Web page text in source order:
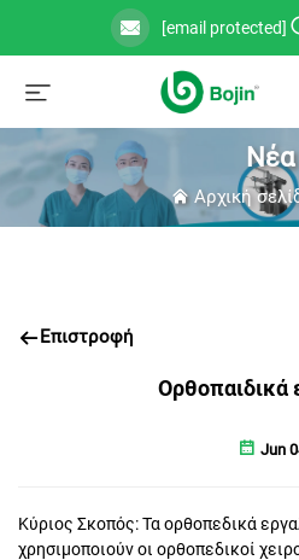
[email protected]
Νέα
Αρχική
Επιστροφή
Ορθοπαιδικά
Jun
Κύριος Σκοπός: Τα ορθοπεδικά
χρησιμοποιούν οι ορθοπεδικοί